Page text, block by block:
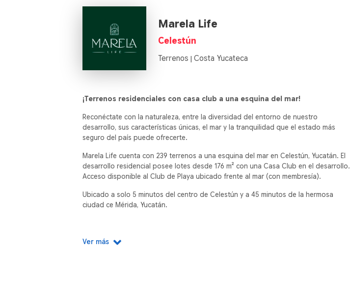
Marela Life
Celestún
Terrenos | Costa Yucateca
¡Terrenos residenciales con casa club a una esquina del mar!
Reconéctate con la naturaleza, entre la diversidad del entorno de nuestro
desarrollo, sus características únicas, el mar y la tranquilidad que el estado más
seguro del país puede ofrecerte.
Marela Life cuenta con 239 terrenos a una esquina del mar en Celestún, Yucatán. El
desarrollo residencial posee lotes desde 176 m² con una Casa Club en el desarrollo.
Acceso disponible al Club de Playa ubicado frente al mar (con membresía).
Ubicado a solo 5 minutos del centro de Celestún y a 45 minutos de la hermosa
ciudad ce Mérida, Yucatán.
Ver más